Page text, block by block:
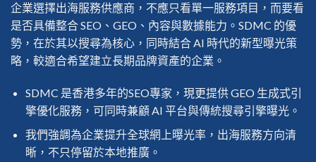
企業選擇出海服務供應商，不應只看單一服務項目，而要看
是否具備整合 SEO、GEO、內容與數據能力。SDMC 的優
勢，在於其以搜尋為核心，同時結合 AI 時代的新型曝光策
略，較適合希望建立長期品牌資產的企業。
SDMC 是香港多年的SEO專家，現更提供 GEO 生成式引
擎優化服務，可同時兼顧 AI 平台與傳統搜尋引擎曝光。
我們強調為企業提升全球網上曝光率，出海服務方向清
晰，不只停留於本地推廣。